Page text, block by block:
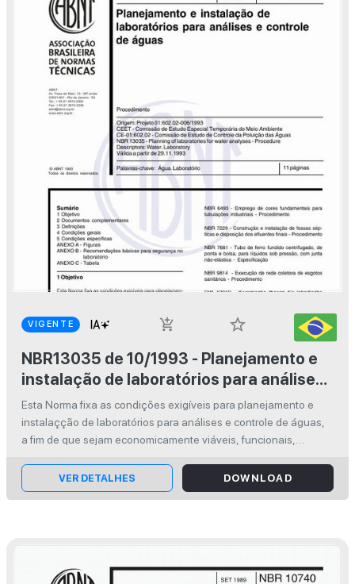
VIGENTE add_shopping_cart
star_border
NBR13035 de 10/1993 - Planejamento e
instalação de laboratórios para análises
e controle de águas - Procedimento
Esta Norma fixa as condições exigíveis para planejamento e
instalaçção de laboratórios para análises e controle de águas,
a fim de que sejam economicamente viáveis, funcionais,
vista biológico, mi...
VER DETALHES DOWNLOAD